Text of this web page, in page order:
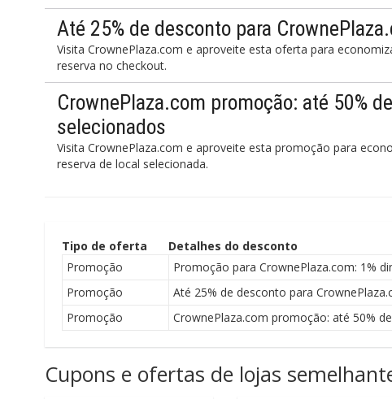
Até 25% de desconto para
Visita CrownePlaza.com e aproveite esta oferta para
reserva no checkout.
CrownePlaza.com promoção: até 50%
selecionados
Visita CrownePlaza.com e aproveite esta promoção para
reserva de local selecionada.
Tipo de oferta Detalhes do desconto
Promoção
Promoção para CrownePlaza.com: 1%
Promoção
Até 25% de desconto para
Promoção
CrownePlaza.com promoção: até 50%
Cupons e ofertas de lojas